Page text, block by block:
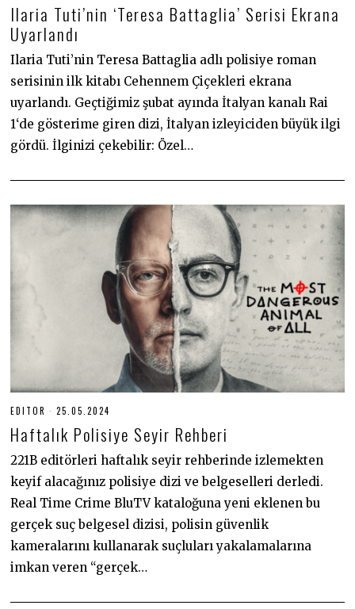
.
2
0
2
4
Ilaria Tuti’nin ‘Teresa Battaglia’ Serisi Ekrana
Uyarlandı
Ilaria Tuti’nin Teresa Battaglia adlı polisiye roman
serisinin ilk kitabı Cehennem Çiçekleri ekrana
uyarlandı. Geçtiğimiz şubat ayında İtalyan kanalı Rai
1‘de gösterime giren dizi, İtalyan izleyiciden büyük ilgi
gördü. İlginizi çekebilir: Özel…
EDITOR 25.05.2024
.
0
5
2
2
Haftalık Polisiye Seyir Rehberi
221B editörleri haftalık seyir rehberinde izlemekten
keyif alacağınız polisiye dizi ve belgeselleri derledi.
Real Time Crime BluTV kataloğuna yeni eklenen bu
gerçek suç belgesel dizisi, polisin güvenlik
kameralarını kullanarak suçluları yakalamalarına
imkan veren “gerçek…